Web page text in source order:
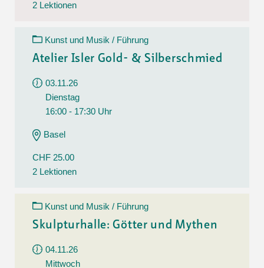
2 Lektionen
Kunst und Musik / Führung
Atelier Isler Gold- & Silberschmied
03.11.26
Dienstag
16:00 - 17:30 Uhr
Basel
CHF 25.00
2 Lektionen
Kunst und Musik / Führung
Skulpturhalle: Götter und Mythen
04.11.26
Mittwoch